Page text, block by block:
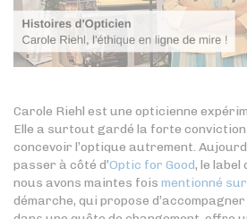
Carole Riehl est une opticienne
Elle a surtout gardé la forte conviction
concevoir l’optique autrement.
passer à côté d’Optic for Good, le label
nous avons maintes fois mentionné
démarche, qui propose